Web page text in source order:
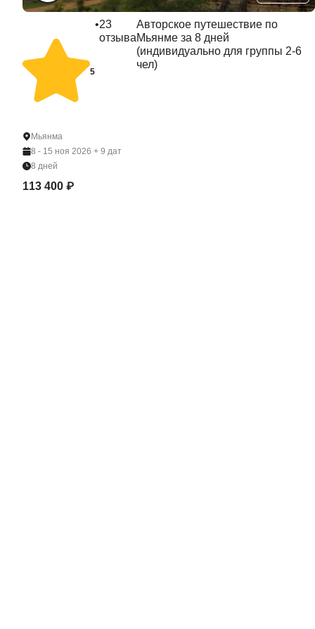
5
•23
отзыва
Авторское путешествие по
Мьянме за 8 дней
(индивидуально для группы 2-6
чел)
Мьянма
8 - 15 ноя 2026 + 9 дат
8 дней
113 400 ₽